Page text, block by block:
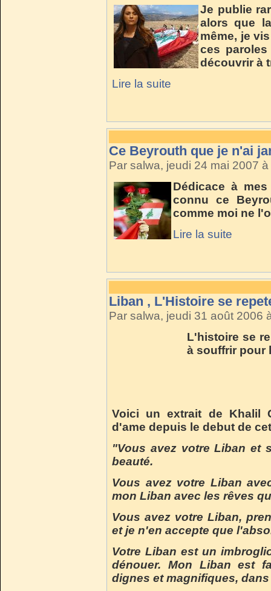
Je publie
alors que
même, je
ces
découvrir à
Lire la suite
Ce Beyrouth que je n'ai
Par salwa, jeudi 24 mai 2007
Dédicace à
connu ce
comme moi ne
Lire la suite
Liban , L'Histoire se
Par salwa, jeudi 31 août 2006
L'histoire se
à souffrir pour
Voici un extrait de Khalil
d'ame depuis le debut de
"Vous avez votre Liban et
beauté.
Vous avez votre Liban
mon Liban avec les rêves
Vous avez votre Liban,
et je n'en accepte que
Votre Liban est un
dénouer. Mon Liban est
dignes et magnifiques,